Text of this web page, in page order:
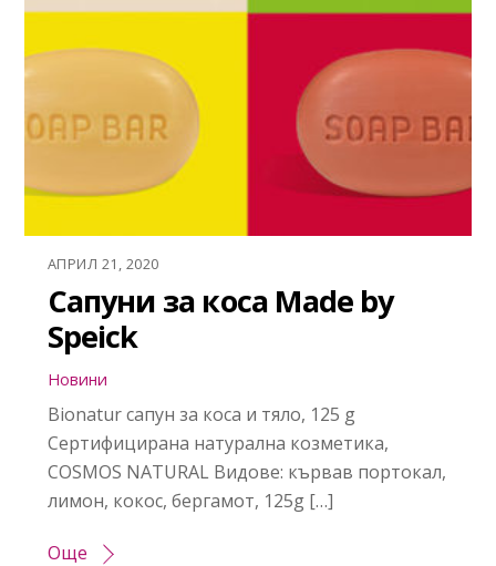
АПРИЛ 21, 2020
Сапуни за коса Made by
Speick
Новини
Bionatur сапун за коса и тяло, 125 g
Сертифицирана натурална козметика,
COSMOS NATURAL Видове: кървав портокал,
лимон, кокос, бергамот, 125g […]
Още